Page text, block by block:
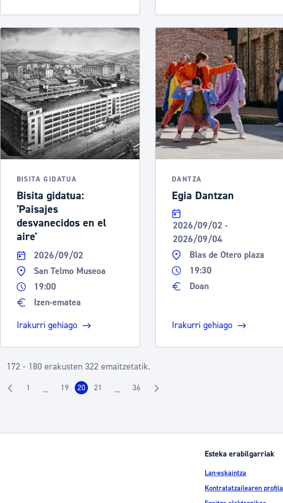
BISITA GIDATUA
Bisita gidatua:
'Paisajes
desvanecidos en el
aire'
2026/09/02
San Telmo Museoa
19:00
Izen-ematea
Irakurri gehiago
DANTZA
Egia Dantzan
2026/09/02 -
2026/09/04
Blas de Otero plaza
19:30
Doan
Irakurri gehiago
172 - 180 erakusten 322 emaitzetatik.
Orrialdea
1 ...Intermediate Pages Use TAB to navigate.
Orrialdea
19 Orrialdea
20 Orrialdea
21 ...Intermediate Pages Use TAB to navigate.
Orrialdea
36
Esteka erabilgarriak
Lan-eskaintza
Kontratatzailearen profila